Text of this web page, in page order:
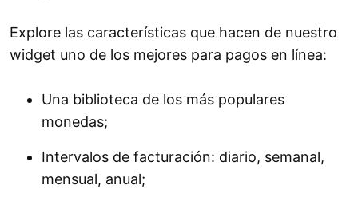
Explore las características que hacen de nuestro
widget uno de los mejores para pagos en línea:
Una biblioteca de los más populares
monedas;
Intervalos de facturación: diario, semanal,
mensual, anual;